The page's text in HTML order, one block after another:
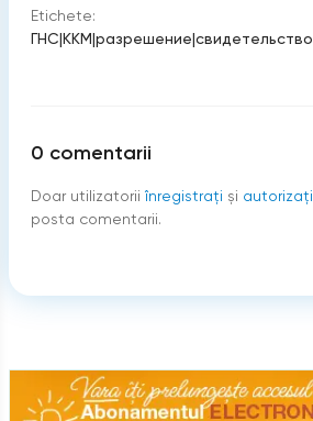
Etichete:
ГНС|ККМ|разрешение|свидетельство
0 comentarii
Doar utilizatorii înregistraţi şi autorizați
posta comentarii.